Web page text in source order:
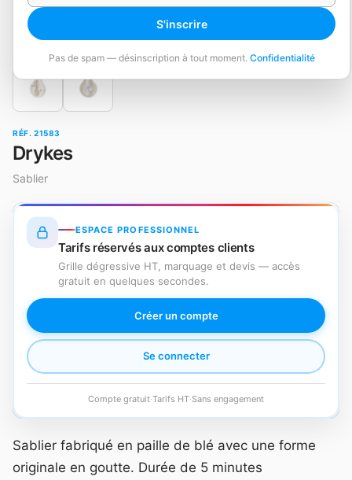
S'inscrire
Pas de spam — désinscription à tout moment. Confidentialité
RÉF. 21583
Drykes
Sablier
ESPACE PROFESSIONNEL
Tarifs réservés aux comptes clients
Grille dégressive HT, marquage et devis — accès
gratuit en quelques secondes.
Créer un compte
Se connecter
Compte gratuit·Tarifs HT·Sans engagement
Sablier fabriqué en paille de blé avec une forme
originale en goutte. Durée de 5 minutes